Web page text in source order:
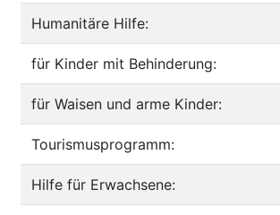
Humanitäre Hilfe:
für Kinder mit Behinderung:
für Waisen und arme Kinder:
Tourismusprogramm:
Hilfe für Erwachsene: